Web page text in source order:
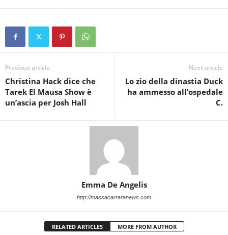
Previous article
Christina Hack dice che
Tarek El Mausa Show è
un’ascia per Josh Hall
Next article
Lo zio della dinastia Duck
ha ammesso all’ospedale
C.
Emma De Angelis
http://massacarraranews.com
RELATED ARTICLES MORE FROM AUTHOR